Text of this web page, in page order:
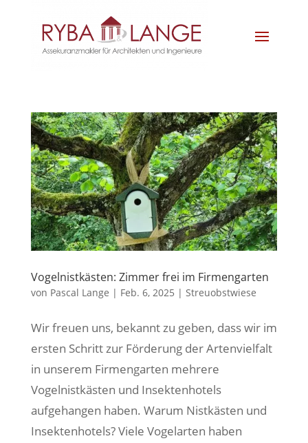
Vogelnistkästen: Zimmer frei im Firmengarten
von Pascal Lange | Feb. 6, 2025 | Streuobstwiese
Wir freuen uns, bekannt zu geben, dass wir im
ersten Schritt zur Förderung der Artenvielfalt
in unserem Firmengarten mehrere
Vogelnistkästen und Insektenhotels
aufgehangen haben. Warum Nistkästen und
Insektenhotels? Viele Vogelarten haben